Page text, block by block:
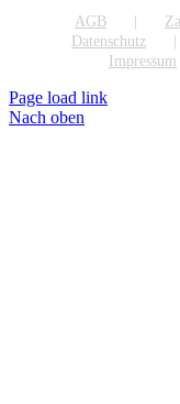
AGB
Datenschutz
Impressum
Page load link
Nach oben